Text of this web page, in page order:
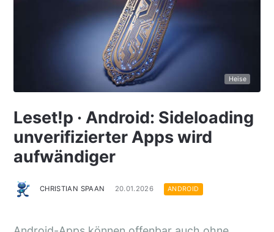
Heise
Leset!p · Android: Sideloading
unverifizierter Apps wird
aufwändiger
CHRISTIAN SPAAN 20.01.2026 ANDROID